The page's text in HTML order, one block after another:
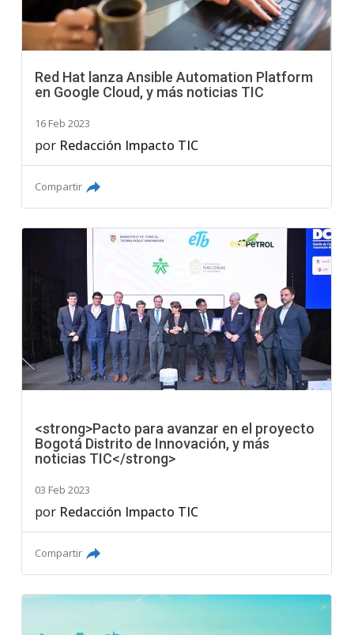
Red Hat lanza Ansible Automation Platform
en Google Cloud, y más noticias TIC
16 Feb 2023
por Redacción Impacto TIC
Compartir
<strong>Pacto para avanzar en el proyecto
Bogotá Distrito de Innovación, y más
noticias TIC</strong>
03 Feb 2023
por Redacción Impacto TIC
Compartir